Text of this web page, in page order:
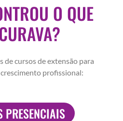
O QUE
de cursos de extensão para
profissional:
PRESENCIAIS